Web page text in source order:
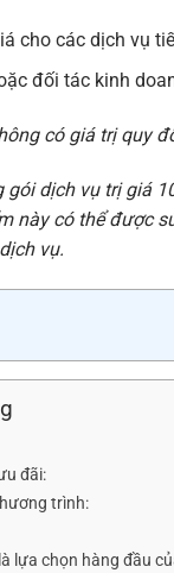
cho các dịch vụ
đối tác kinh
có giá trị quy
gói dịch vụ trị giá
này có thể được
vụ.
đãi:
trình:
lựa chọn hàng đầu